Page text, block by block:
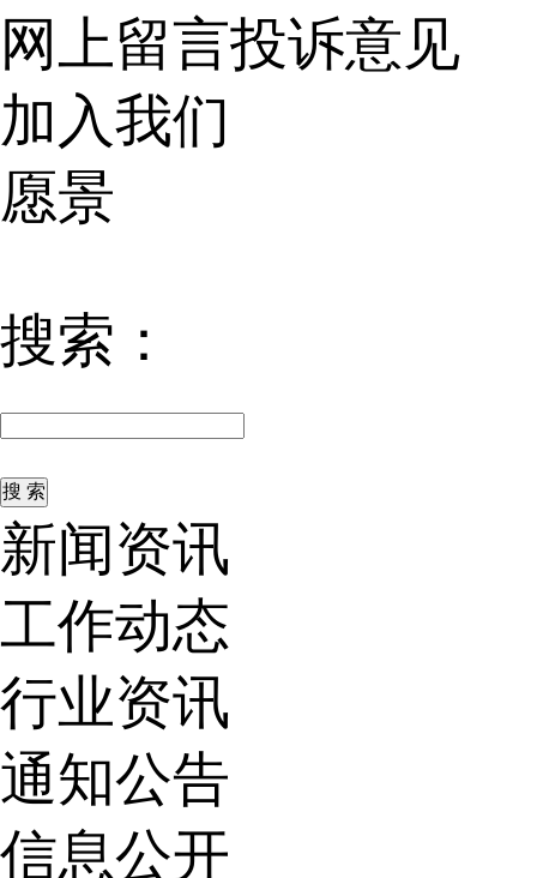
网上留言投诉意见
加入我们
愿景
搜索：
新闻资讯
工作动态
行业资讯
通知公告
信息公开